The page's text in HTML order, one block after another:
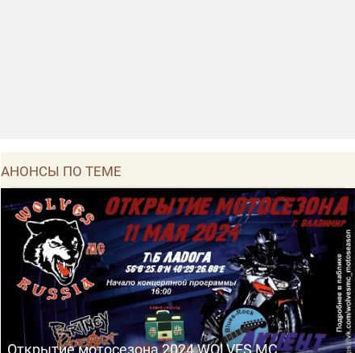
АНОНСЫ ПО ТЕМЕ
Открытие мотосезона 2024 WOLVES MC